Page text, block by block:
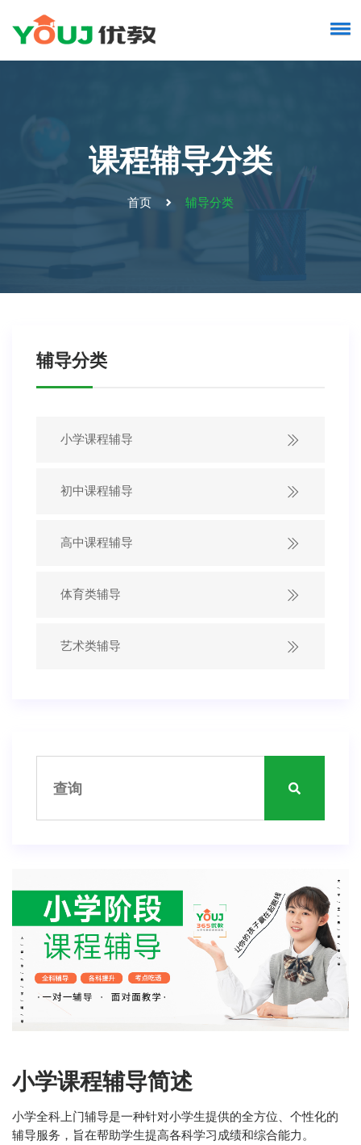
课程辅导分类
首页 辅导分类
辅导分类
小学课程辅导
初中课程辅导
高中课程辅导
体育类辅导
艺术类辅导
小学课程辅导简述
‌小学全科上门辅导是一种针对小学生提供的全方位、个性化的
辅导服务，旨在帮助学生提高各科学习成绩和综合能力‌。